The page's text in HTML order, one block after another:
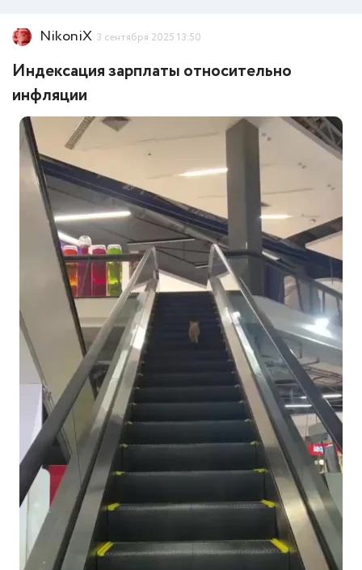
NikoniX 3 сентября 2025 13:50
Индексация зарплаты относительно
инфляции